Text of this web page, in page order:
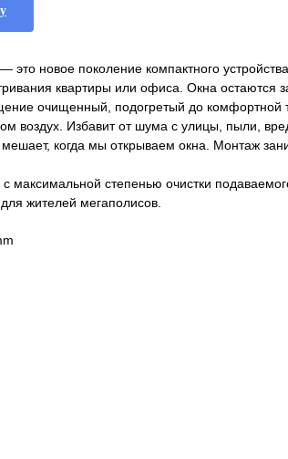
это новое поколение компактного
квартиры или офиса. Окна остаются
очищенный, подогретый до комфортной
воздух. Избавит от шума с улицы, пыли,
мешает, когда мы открываем окна. Монтаж
максимальной степенью очистки
жителей мегаполисов.